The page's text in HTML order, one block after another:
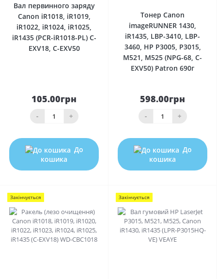
Вал первинного заряду
Canon iR1018, iR1019,
iR1022, iR1024, iR1025,
iR1435 (PCR-iR1018-PL) C-
EXV18, C-EXV50
105.00грн
- +
До
кошика
Тонер Canon
imageRUNNER 1430,
iR1435, LBP-3410, LBP-
3460, HP P3005, P3015,
M521, M525 (NPG-68, C-
EXV50) Patron 690г
598.00грн
- +
До
кошика
Закінчується Закінчується